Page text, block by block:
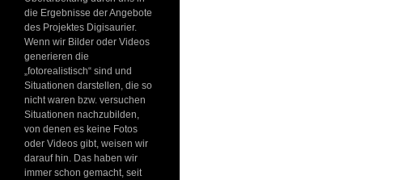
die Ergebnisse der Angebote
des Projektes Digisaurier.
Wenn wir Bilder oder Videos
generieren die
„fotorealistisch“ sind und
Situationen darstellen, die so
nicht waren bzw. versuchen
Situationen nachzubilden,
von denen es keine Fotos
oder Videos gibt, weisen wir
darauf hin. Das haben wir
immer schon gemacht, seit